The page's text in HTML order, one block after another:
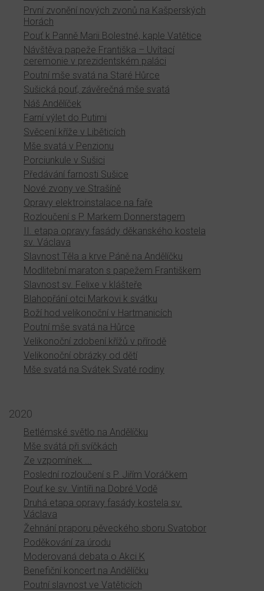
První zvonění nových zvonů na Kašperských
Horách
Pouť k Panně Marii Bolestné, kaple Vatětice
Návštěva papeže Františka – Uvítací
ceremonie v prezidentském paláci
Poutní mše svatá na Staré Hůrce
Sušická pouť, závěrečná mše svatá
Náš Andělíček
Farní výlet do Putimi
Svěcení kříže v Liběticích
Mše svatá v Penzionu
Porciunkule v Sušici
Předávání farnosti Sušice
Nové zvony ve Strašíně
Opravy elektroinstalace na faře
Rozloučení s P. Markem Donnerstagem
II. etapa opravy fasády děkanského kostela
sv. Václava
Slavnost Těla a krve Páně na Andělíčku
Modlitební maraton s papežem Františkem
Slavnost sv. Felixe v klášteře
Blahopřání otci Markovi k svátku
Boží hod velikonoční v Hartmanicích
Poutní mše svatá na Hůrce
Velikonoční zdobení křížů v přírodě
Velikonoční obrázky od dětí
Mše svatá na Svátek Svaté rodiny
2020
Betlémské světlo na Andělíčku
Mše svátá při svíčkách
Ze vzpomínek ...
Poslední rozloučení s P. Jiřím Voráčkem
Pouť ke sv. Vintíři na Dobré Vodě
Druhá etapa opravy fasády kostela sv.
Václava
Žehnání praporu pěveckého sboru Svatobor
Poděkování za úrodu
Moderovaná debata o Akci K
Benefiční koncert na Andělíčku
Poutní slavnost ve Vatěticích